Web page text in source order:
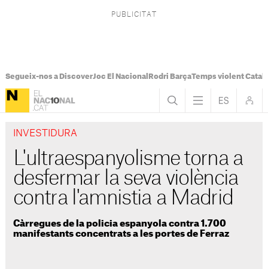
Segueix-nos a DiscoverJoc El Nacional Rodri BarçaTemps violent
INVESTIDURA
L'ultraespanyolisme torna a
desfermar la seva violència
contra l'amnistia a Madrid
Càrregues de la policia espanyola contra 1.700
manifestants concentrats a les portes de Ferraz